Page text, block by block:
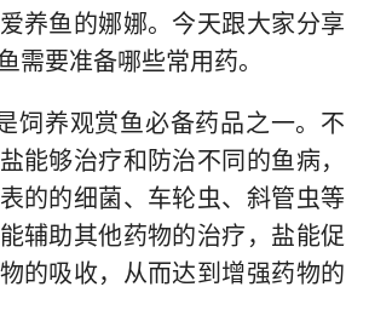
养鱼的娜娜。今天跟大家分享
需要准备哪些常用药。
饲养观赏鱼必备药品之一。不
能够治疗和防治不同的鱼病，
的的细菌、车轮虫、斜管虫等
辅助其他药物的治疗，盐能促
的吸收，从而达到增强药物的